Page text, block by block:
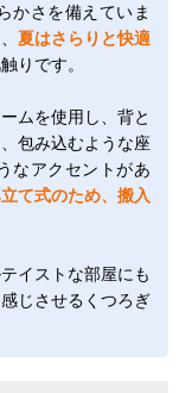
かさを備えていま
夏はさらりと快適
りです。
ムを使用し、背と
包み込むような座
なアクセントがあ
て式のため、搬入
イストな部屋にも
じさせるくつろぎ